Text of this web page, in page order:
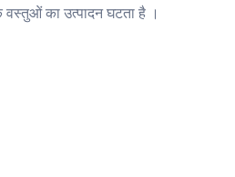
का उत्पादन घटता है ।